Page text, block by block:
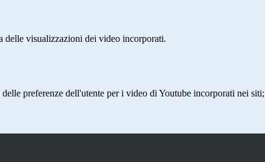
delle visualizzazioni dei video incorporati.
preferenze dell'utente per i video di Youtube incorporati nei